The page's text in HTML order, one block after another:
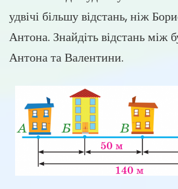
удвічі більшу відстань, ніж
Антона. Знайдіть відстань між
Антона та Валентини.